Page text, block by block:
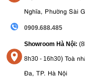
Canon G7 X Mark III sở
quay. Giao diện cảm
cài đặt hoặc thay đổi
tượng đang quay.
Nghĩa, Phường Sài
0909.688.485
Showroom Hà Nội:
8h30 - 16h30) Toà
Đa, TP. Hà Nội